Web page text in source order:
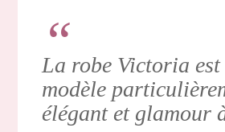
La robe Victoria est
modèle
élégant et glamour